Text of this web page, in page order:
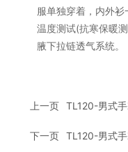
服单独穿着，内外衫
温度测试(抗寒保暖
腋下拉链透气系统。
上一页 TL120-男式
下一页 TL120-男式